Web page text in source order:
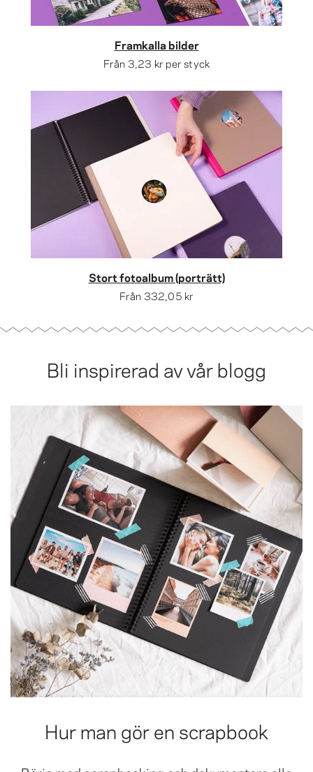
Framkalla bilder
Från 3,23 kr per styck
Stort fotoalbum (porträtt)
Från 332,05 kr
Bli inspirerad av vår blogg
Hur man gör en scrapbook